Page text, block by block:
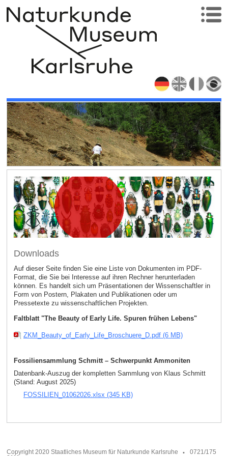
Downloads
Auf dieser Seite finden Sie eine Liste von Dokumenten im PDF-
Format, die Sie bei Interesse auf ihren Rechner herunterladen
können. Es handelt sich um Präsentationen der Wissenschaftler in
Form von Postern, Plakaten und Publikationen oder um
Pressetexte zu wissenschaftlichen Projekten.
Faltblatt "The Beauty of Early Life. Spuren frühen Lebens"
ZKM_Beauty_of_Early_Life_Broschuere_D.pdf (6 MB)
Fossiliensammlung Schmitt – Schwerpunkt Ammoniten
Datenbank-Auszug der kompletten Sammlung von Klaus Schmitt
(Stand: August 2025)
FOSSILIEN_01062026.xlsx (345 KB)
Copyright 2020 Staatliches Museum für Naturkunde Karlsruhe
0721/175